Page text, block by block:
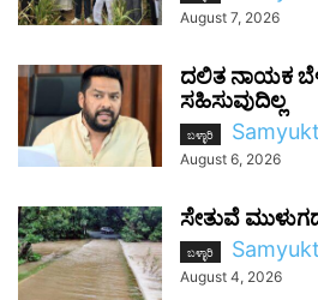
August 7, 2026
ದಲಿತ ನಾಯಕ
ಸಹಿಸುವುದಿಲ್ಲ
ಬಳ್ಳಾರಿ
August 6, 2026
ಸೇತುವೆ
ಬಳ್ಳಾರಿ
August 4, 2026